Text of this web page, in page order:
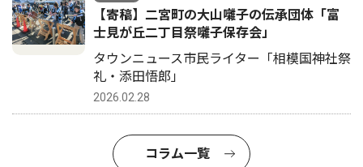
【寄稿】二宮町の大山囃子の伝承団体「富
士見が丘二丁目祭囃子保存会」
タウンニュース市民ライター「相模国神社祭
礼・添田悟郎」
2026.02.28
コラム一覧